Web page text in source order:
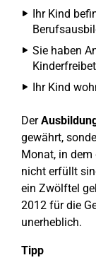
Ihr Kind
Sie haben
Ihr Kind
Der
gewährt,
Monat, in dem
nicht erfüllt
ein Zwölftel
2012 für die
unerheblich.
Tipp